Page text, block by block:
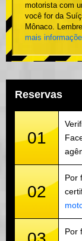
motorista com
você for da
Mônaco.
mais
Reservas
01
02
Por
Por